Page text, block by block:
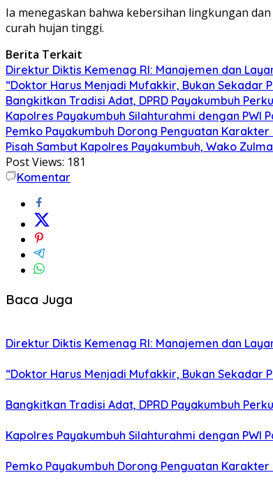
Ia menegaskan bahwa kebersihan lingkungan
curah hujan tinggi.
Berita Terkait
Direktur Diktis Kemenag RI: Manajemen dan
“Doktor Harus Menjadi Mufakkir, Bukan Sekadar
Bangkitkan Tradisi Adat, DPRD Payakumbuh
Kapolres Payakumbuh Silahturahmi dengan PWI
Pemko Payakumbuh Dorong Penguatan
Pisah Sambut Kapolres Payakumbuh, Wako
Post Views: 181
Komentar
Baca Juga
Direktur Diktis Kemenag RI: Manajemen dan
“Doktor Harus Menjadi Mufakkir, Bukan Sekadar
Bangkitkan Tradisi Adat, DPRD Payakumbuh
Kapolres Payakumbuh Silahturahmi dengan PWI
Pemko Payakumbuh Dorong Penguatan